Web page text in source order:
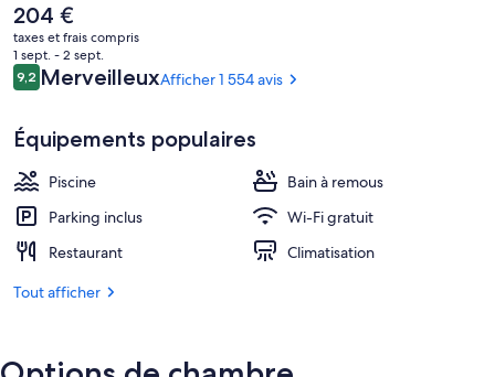
Minibar, coffres-forts dans les
Le
prix
actuel
est
de
204 €
taxes et frais compris
1 sept. - 2 sept.
Avis
voyageurs
9,29,2 sur 10
MerveilleuxAfficher 1 554 avis
Équipements populaires
Piscine
Bain à remous
Parking inclus
Wi-Fi gratuit
Restaurant
Climatisation
Tout afficher